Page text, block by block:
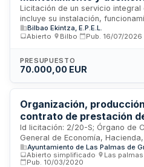
clásico para campaña
Licitación de un servicio
incluye su instalación,
posterior desmontaje durante la
mil veintiséis y dos mil veintisiete
de atracción tradicional a la
municipal. El contratista será
completa de la instalación.
Bilbao Ekintza, E.P.E.L.
Abierto
Bilbo Pub. 16/07/2026
PRESUPUESTO
70.000,00 EUR
Organización,
contrato de prestación
Feria Internacional del
Gran Canaria - FIMAR
Id licitación: 2/20-S; Órgano de
General de Economía,
del Ayuntamiento de las Las
Importe: 92671.49 EUR; Estado:
Ayuntamiento de Las Palmas de
Abierto simplificado
Las
Pub. 10/03/2020